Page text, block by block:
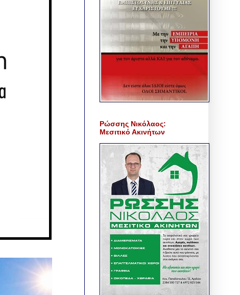
Ρώσσης Νικόλαος:
Μεσιτικό Ακινήτων